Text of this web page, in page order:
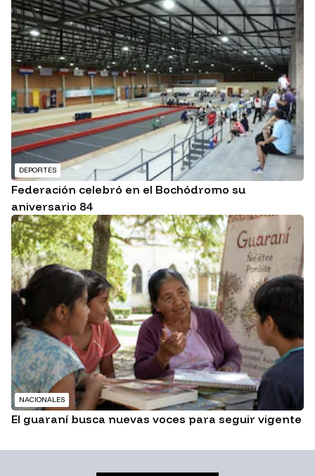
DEPORTES
Federación celebró en el Bochódromo su
aniversario 84
NACIONALES
El guaraní busca nuevas voces para seguir vigente